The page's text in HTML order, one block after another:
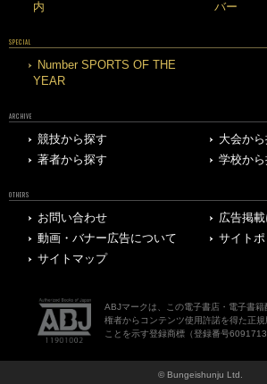
内
バー
SPECIAL
Number SPORTS OF THE
YEAR
ARCHIVE
競技から探す
大会か
著者から探す
学校から
OTHERS
お問い合わせ
広告掲
動画・バナー広告について
サイト
サイトマップ
ABJマークは、この電子書店・電子書
権者からコンテンツ使用許諾を得た正
ことを示す登録商標（登録番号6091713
© Bungeishunju Ltd.